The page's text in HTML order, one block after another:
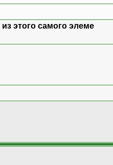
этого самого элеме